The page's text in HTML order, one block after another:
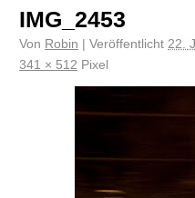
IMG_2453
Von Robin Veröffentlicht 22.
341 × 512 Pixel